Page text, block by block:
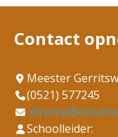
Contact
Meester
(0521) 577245
Schoolleider: